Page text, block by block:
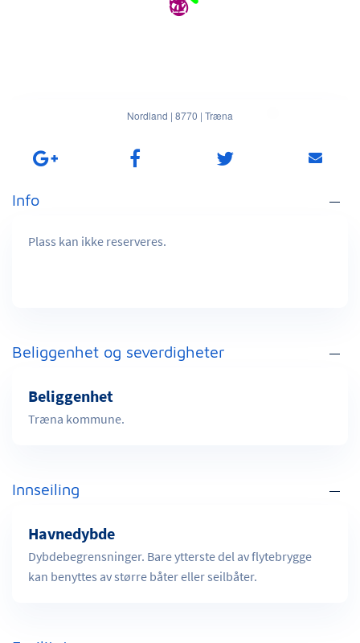
Nordland | 8770 | Træna
Info
Plass kan ikke reserveres.
Beliggenhet og severdigheter
Beliggenhet
Træna kommune.
Innseiling
Havnedybde
Dybdebegrensninger. Bare ytterste del av flytebrygge
kan benyttes av større båter eller seilbåter.